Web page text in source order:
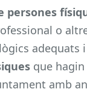
persones
o
que
amb